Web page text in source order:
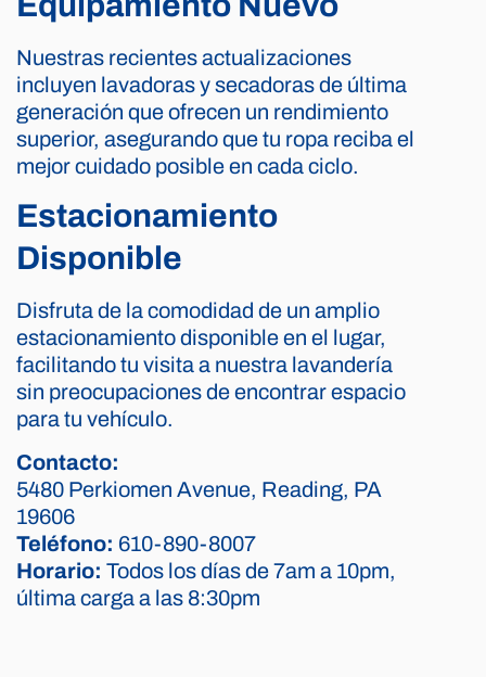
Nuestras recientes actualizaciones
incluyen lavadoras y secadoras de última
generación que ofrecen un rendimiento
superior, asegurando que tu ropa reciba el
mejor cuidado posible en cada ciclo.
Estacionamiento
Disponible
Disfruta de la comodidad de un amplio
estacionamiento disponible en el lugar,
facilitando tu visita a nuestra lavandería
sin preocupaciones de encontrar espacio
para tu vehículo.
Contacto:
5480 Perkiomen Avenue, Reading, PA
19606
Teléfono: 610-890-8007
Horario: Todos los días de 7am a 10pm,
última carga a las 8:30pm